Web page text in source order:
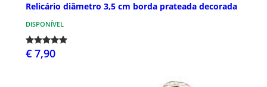
Relicário diâmetro 3,5 cm borda prateada decorada
DISPONÍVEL
€ 7,90